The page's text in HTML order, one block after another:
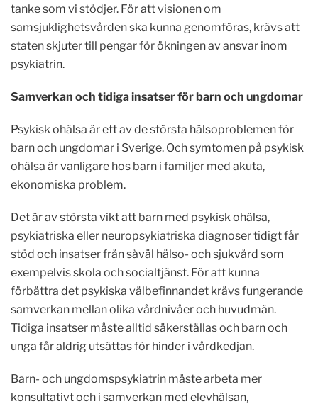
tanke som vi stödjer. För att visionen om
samsjuklighetsvården ska kunna genomföras, krävs att
staten skjuter till pengar för ökningen av ansvar inom
psykiatrin.
Samverkan och tidiga insatser för barn och ungdomar
Psykisk ohälsa är ett av de största hälsoproblemen för
barn och ungdomar i Sverige. Och symtomen på psykisk
ohälsa är vanligare hos barn i familjer med akuta,
ekonomiska problem.
Det är av största vikt att barn med psykisk ohälsa,
psykiatriska eller neuropsykiatriska diagnoser tidigt får
stöd och insatser från såväl hälso- och sjukvård som
exempelvis skola och socialtjänst. För att kunna
förbättra det psykiska välbefinnandet krävs fungerande
samverkan mellan olika vårdnivåer och huvudmän.
Tidiga insatser måste alltid säkerställas och barn och
unga får aldrig utsättas för hinder i vårdkedjan.
Barn- och ungdomspsykiatrin måste arbeta mer
konsultativt och i samverkan med elevhälsan,